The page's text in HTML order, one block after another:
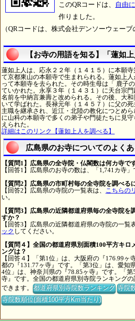
このQRコードは、
自由
作りました。
（QRコードは、株式会社デンソーウェーブ
【お寺の用語を知る】「蓮如上
蓮如上人は、応永２２年（１４１５）に本願
て京都東山の本願寺で生まれられる。蓮如上
って本願寺を去られた。その時生母は「 鹿子
ていかれた。永享３年（１４３１）に天台宗門
名前を中納言兼壽と改められる。その後、大
いて学ばれた。長禄元年（１４５７）に父の
主職を継承され、近江・北陸の教化につとめら
に山科の本願寺で多くの弟子や門徒たちに見
えられた。
詳細はこのリンク【蓮如上人を調べる】
広島県のお寺についてのよく
【質問1】広島県の全寺院・仏閣数は何カ寺で
【回答1】広島県のお寺の数は、「1,741カ寺」
【質問2】広島県の市町村毎の全寺院を調べる
【回答2】広島県の寺院の一覧表は、
こちらの
い。
【質問3】広島県の近隣都道府県毎の全寺院
すか？
【回答3】広島県の近隣都道府県の寺院の一覧
ック してください。
【質問４】全国の都道府県別面積100平方キ
ングは？
【回答４】「第1位」は、大阪府の『176.99ヶ
都の『131.77ヶ寺』です。「第3位」は、愛知
4位」は、神奈川県の『78.85ヶ寺』です。「
寺』です。全国の都道府県別寺院ランキング
できます。都道府県別寺院数ランキング 寺院
寺院数順位(面積100平方Km当たり)